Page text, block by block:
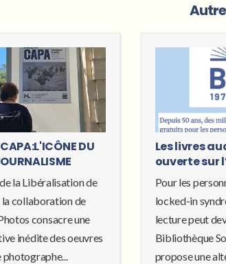
DU
la Libéralisation de
la collaboration de
consacre une
inédite des oeuvres
photographe...
Les livres
ouverte sur
Pour les
locked-in
lecture peut
Bibliothèque
propose une